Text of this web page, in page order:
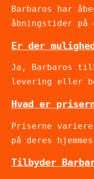
Barbaros har
åbningstider på
Er der
Ja, Barbaros
levering eller
Hvad er
Priserne
på deres
Tilbyder